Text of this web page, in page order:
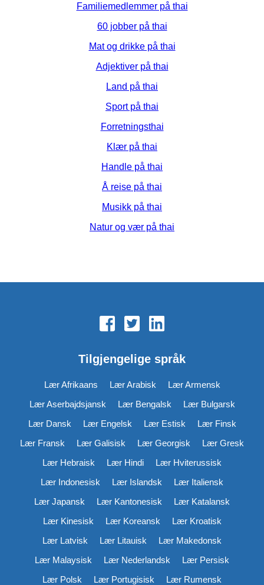
Familiemedlemmer på thai
60 jobber på thai
Mat og drikke på thai
Adjektiver på thai
Land på thai
Sport på thai
Forretningsthai
Klær på thai
Handle på thai
Å reise på thai
Musikk på thai
Natur og vær på thai
Tilgjengelige språk
Lær Afrikaans Lær Arabisk
Lær Armensk
Lær Aserbajdsjansk
Lær Bengalsk
Lær Bulgarsk
Lær Dansk
Lær Engelsk Lær Estisk
Lær Finsk
Lær Fransk
Lær Galisisk Lær Georgisk
Lær Gresk
Lær Hebraisk
Lær Hindi
Lær Hviterussisk
Lær Indonesisk
Lær Islandsk
Lær Italiensk
Lær Japansk
Lær Kantonesisk
Lær Katalansk
Lær Kinesisk
Lær Koreansk
Lær Kroatisk
Lær Latvisk
Lær Litauisk
Lær Makedonsk
Lær Malaysisk
Lær Nederlandsk
Lær Persisk
Lær Polsk
Lær Portugisisk
Lær Rumensk